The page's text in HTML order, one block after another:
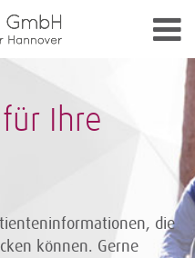
Ihre
die
können. Gerne